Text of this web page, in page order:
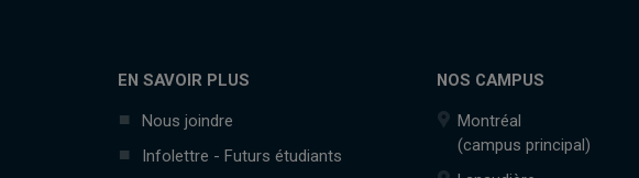
EN SAVOIR PLUS
Nous joindre
Infolettre - Futurs étudiants
NOS CAMPUS
Montréal
(campus principal)